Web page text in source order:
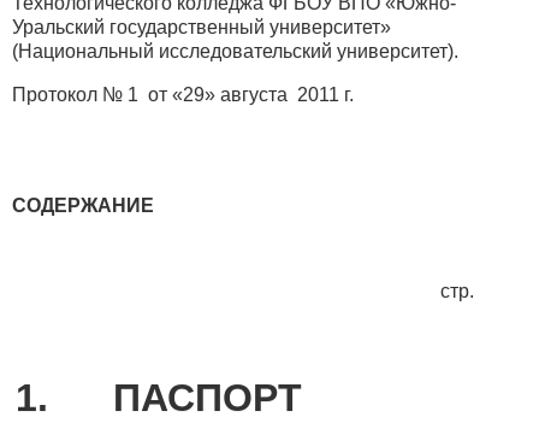
Уральский государственный университет»
(Национальный исследовательский университет).
Протокол № 1 от «29» августа 2011 г.
СОДЕРЖАНИЕ
стр.
1. ПАСПОРТ